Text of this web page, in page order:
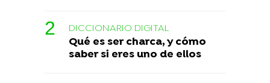
DICCIONARIO DIGITAL
Qué es ser charca, y cómo
saber si eres uno de ellos